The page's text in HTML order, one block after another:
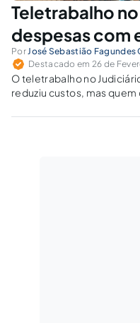
Teletrabalho
despesas com
Por José Sebastião Fagundes
Destacado em 26 de
O teletrabalho no
reduziu custos, mas
equipamentos e